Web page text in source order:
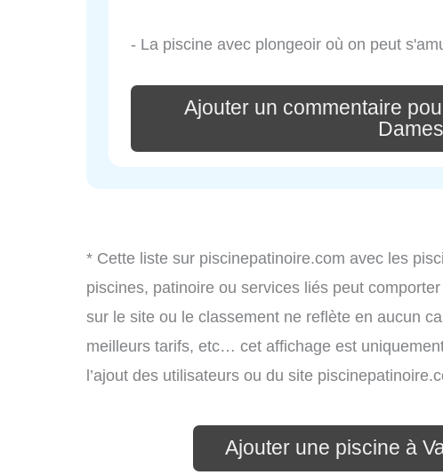
- La piscine avec plongeoir où on peut
Ajouter un commentaire
Dames
* Cette liste sur piscinepatinoire.com avec les
piscines, patinoire ou services liés peut
sur le site ou le classement ne reflète en aucun
meilleurs tarifs, etc… cet affichage est
l’ajout des utilisateurs ou du site
Ajouter une piscine à